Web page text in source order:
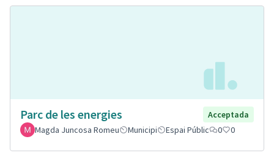
Parc de les energies
Acceptada
Magda Juncosa Romeu
Municipi Espai Públic 0 0